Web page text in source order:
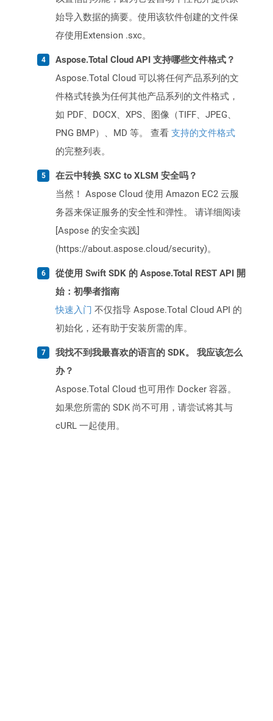
始导入数据的摘要。使用该软件创建的文件保
存使用Extension .sxc。
Aspose.Total Cloud API 支持哪些文件格式？
Aspose.Total Cloud 可以将任何产品系列的文
件格式转换为任何其他产品系列的文件格式，
如 PDF、DOCX、XPS、图像（TIFF、JPEG、
PNG BMP）、MD 等。 查看 支持的文件格式
的完整列表。
在云中转换 SXC to XLSM 安全吗？
当然！ Aspose Cloud 使用 Amazon EC2 云服
务器来保证服务的安全性和弹性。 请详细阅读
[Aspose 的安全实践]
(https://about.aspose.cloud/security)。
從使用 Swift SDK 的 Aspose.Total REST API 開
始：初學者指南
快速入门 不仅指导 Aspose.Total Cloud API 的
初始化，还有助于安装所需的库。
我找不到我最喜欢的语言的 SDK。 我应该怎么
办？
Aspose.Total Cloud 也可用作 Docker 容器。
如果您所需的 SDK 尚不可用，请尝试将其与
cURL 一起使用。